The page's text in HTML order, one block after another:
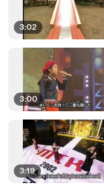
3:02
3:00
3:19